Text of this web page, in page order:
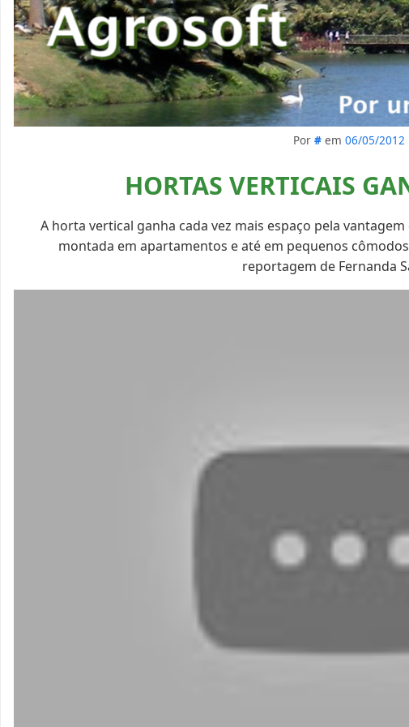
Por # em 06/05/2012
HORTAS VERTICAIS
A horta vertical ganha cada vez mais espaço pela
montada em apartamentos e até em pequenos
reportagem de Fernanda